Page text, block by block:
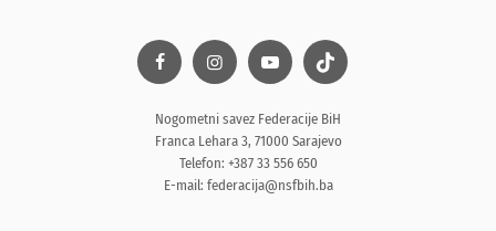
Nogometni savez Federacije BiH
Franca Lehara 3, 71000 Sarajevo
Telefon: +387 33 556 650
E-mail: federacija@nsfbih.ba